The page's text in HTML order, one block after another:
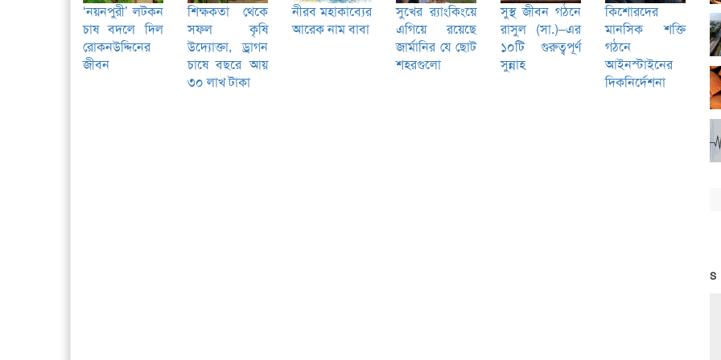
‘নয়নপুরী’ লটকন
চাষ বদলে দিল
রোকনউদ্দিনের
জীবন
শিক্ষকতা থেকে
সফল কৃষি
উদ্যোক্তা, ড্রাগন
চাষে বছরে আয়
৩০ লাখ টাকা
নীরব মহাকাব্যের
আরেক নাম বাবা
সুখের ব়্যাংকিংয়ে
এগিয়ে রয়েছে
জার্মানির যে ছোট
শহরগুলো
সুস্থ জীবন গঠনে
রাসুল (সা.)–এর
১০টি গুরুত্বপূর্ণ
সুন্নাহ
কিশোরদের
মানসিক শক্তি
গঠনে
আইনস্টাইনের
দিকনির্দেশনা
S